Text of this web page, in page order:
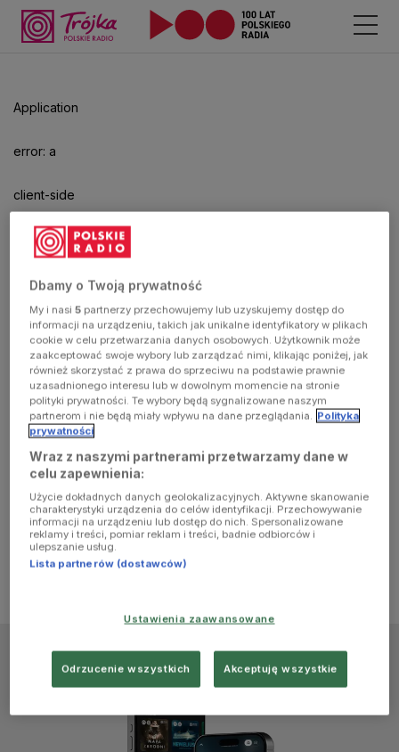
Application
error: a
client-side
exception
has
occurred
(see the
browser
console for
more
information)
aby
odtwarzać.
Dbamy o Twoją prywatność
My i nasi5 partnerzy przechowujemy lub uzyskujemy dostęp do
informacji na urządzeniu, takich jak unikalne identyfikatory w plikach
cookie w celu przetwarzania danych osobowych. Użytkownik może
zaakceptować swoje wybory lub zarządzać nimi, klikając poniżej, jak
również skorzystać z prawa do sprzeciwu na podstawie prawnie
uzasadnionego interesu lub w dowolnym momencie na stronie
polityki prywatności. Te wybory będą sygnalizowane naszym
partnerom i nie będą miały wpływu na dane przeglądania. Polityka
prywatności
Wraz z naszymi partnerami przetwarzamy dane w
celu zapewnienia:
Użycie dokładnych danych geolokalizacyjnych. Aktywne skanowanie
charakterystyki urządzenia do celów identyfikacji. Przechowywanie
informacji na urządzeniu lub dostęp do nich. Spersonalizowane
reklamy i treści, pomiar reklam i treści, badnie odbiorców i
ulepszanie usług.
Lista partnerów (dostawców)
Ustawienia zaawansowane
Odrzucenie wszystkich Akceptuję wszystkie